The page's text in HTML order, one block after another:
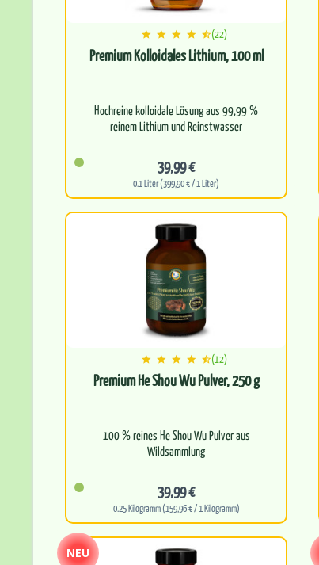
(22)
Premium Kolloidales Lithium, 100 ml
Hochreine kolloidale Lösung aus 99,99 %
reinem Lithium und Reinstwasser
außergewöhnlich hohe…
39,99 €
0.1 Liter (399,90 € / 1 Liter)
(12)
Premium He Shou Wu Pulver, 250 g
100 % reines He Shou Wu Pulver aus
Wildsammlung
Jahrhunderten als Tonikum für…
39,99 €
0.25 Kilogramm (159,96 € / 1 Kilogramm)
NEU